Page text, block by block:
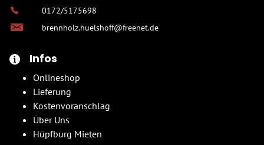
0172/5175698
brennholz.huelshoff@freenet.de
Infos
Onlineshop
Lieferung
Kostenvoranschlag
Über Uns
Hüpfburg Mieten